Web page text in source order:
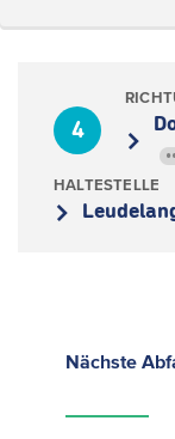
4
HALTESTELLE
Nächste